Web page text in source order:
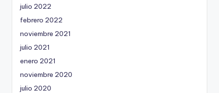
julio 2022
febrero 2022
noviembre 2021
julio 2021
enero 2021
noviembre 2020
julio 2020